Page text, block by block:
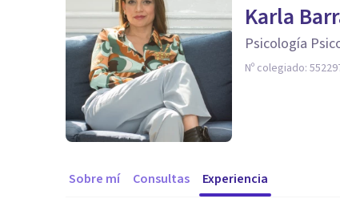
Karla
Psicología
Nº colegiado:
Sobre mí Consultas Experiencia